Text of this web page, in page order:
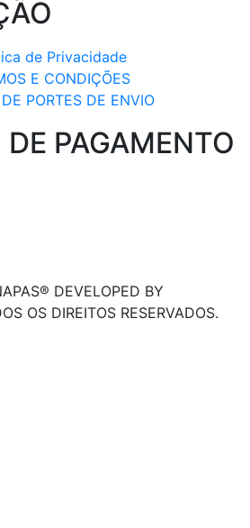
de Privacidade
E CONDIÇÕES
PORTES DE ENVIO
PAGAMENTO
DEVELOPED BY
OS DIREITOS RESERVADOS.